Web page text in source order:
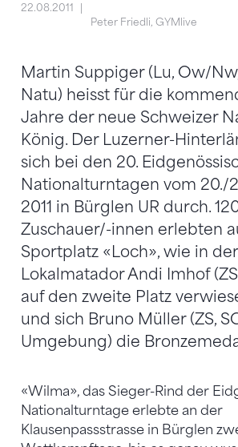
22.08.2011
Peter Friedli, GYMlive
Martin Suppiger (Lu, Ow/
Natu) heisst für die
Jahre der neue Schweizer
König. Der Luzerner-
sich bei den 20.
Nationalturntagen vom 20./
2011 in Bürglen UR durch.
Zuschauer/-innen erlebten
Sportplatz «Loch», wie in
Lokalmatador Andi Imhof
auf den zweite Platz
und sich Bruno Müller (ZS,
Umgebung) die
«Wilma», das Sieger-Rind der
Nationalturntage erlebte an der
Klausenpassstrasse in Bürglen